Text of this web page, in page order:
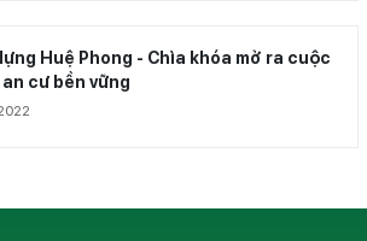
Huệ Phong - Chìa khóa mở ra cuộc
cư bền vững